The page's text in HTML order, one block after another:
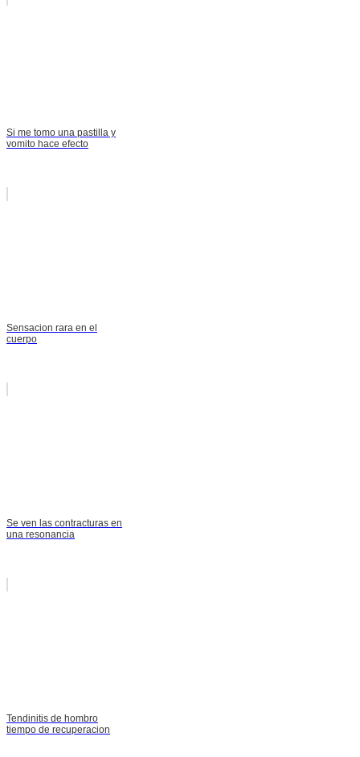
Si me tomo una pastilla y
vomito hace efecto
Sensacion rara en el
cuerpo
Se ven las contracturas en
una resonancia
Tendinitis de hombro
tiempo de recuperacion